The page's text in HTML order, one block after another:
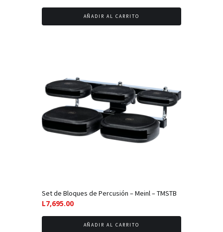
AÑADIR AL CARRITO
Set de Bloques de Percusión – Meinl – TMSTB
L7,695.00
AÑADIR AL CARRITO